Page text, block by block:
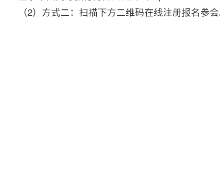
（2）方式二：扫描下方二维码在线注册报名参